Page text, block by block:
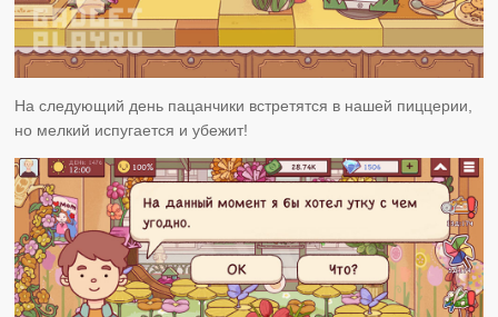
На следующий день пацанчики встретятся в нашей пиццерии,
но мелкий испугается и убежит!